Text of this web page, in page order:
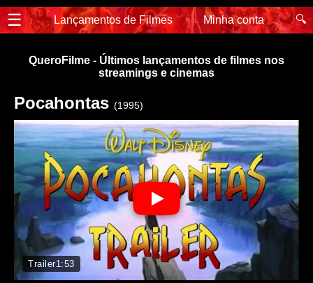
☰ Lançamentos de Filmes Minha conta 🔍
QueroFilme - Últimos lançamentos de filmes nos
streamings e cinemas
Pocahontas (1995)
Trailer1:53